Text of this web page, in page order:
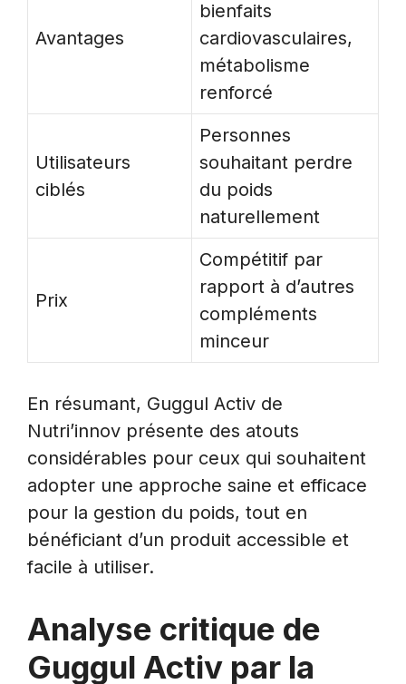
Avantages
bienfaits
cardiovasculaires,
métabolisme
renforcé
Utilisateurs
ciblés
Personnes
souhaitant perdre
du poids
naturellement
Prix
Compétitif par
rapport à d’autres
compléments
minceur
En résumant, Guggul Activ de
Nutri’innov présente des atouts
considérables pour ceux qui souhaitent
adopter une approche saine et efficace
pour la gestion du poids, tout en
bénéficiant d’un produit accessible et
facile à utiliser.
Analyse critique de
Guggul Activ par la